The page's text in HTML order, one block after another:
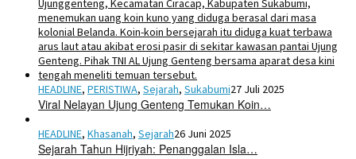
HEADLINE, PERISTIWA, Sejarah, Sukabumi27 Juli 2025
Viral Nelayan Ujung Genteng Temukan Koin…
HEADLINE, Khasanah, Sejarah26 Juni 2025
Sejarah Tahun Hijriyah: Penanggalan Isla…